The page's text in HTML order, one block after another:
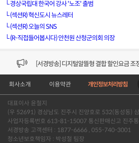
└경상국립대 한국어 강사 '노조' 출범
└(섹션R) 혁신도시 뉴스레터
└(섹션R) 오늘의 SNS
└(R-직접들어봅시다) 안천원 산청군의회 의장
[서경방송] 일부 채널편성 변경 안내의 건 (7/
[서경방송] 디지털알뜰형 결합 할인요금 조
[공지] 개인정보처리방침 (Ver2.15) 개정의
[서경방송] 일부 채널편성 변경 안내의 건 (7/
[VOD공지] 청춘초이스 이용금액 변경 안내
회사소개 이용약관 개인정보처리방침
대표이사 윤철지
(우 52691) 경상남도 진주시 진양호로 532(동성동)
사업자등록번호 613-81-15007 통신판매신고 진주
서경방송 고객센터 : 1877-6666 , 055-740-3001
청소년보호책임자 : 박성철 팀장